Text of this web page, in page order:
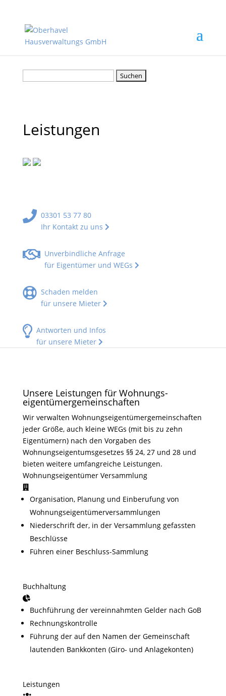
Leistungen
03301 53 77 80
Ihr Kontakt zu uns
Unverbindliche Anfrage
für Eigentümer und WEGs
Schaden melden
für unsere Mieter
Antworten und Infos
für unsere Mieter
Unsere Leistungen für Wohnungs­
eigentümer­gemeinschaften
Wir verwalten Wohnungseigentümergemeinschaften
jeder Größe, auch kleine WEGs (mit bis zu zehn
Eigentümern) nach den Vorgaben des
Wohnungseigentumsgesetzes §§ 24, 27 und 28 und
bieten weitere umfangreiche Leistungen.
Wohnungseigentümer Versammlung
Organisation, Planung und Einberufung von
Wohnungseigentümer­versammlungen
Niederschrift der, in der Versammlung gefassten
Beschlüsse
Führen einer Beschluss-Sammlung
Buchhaltung
Buchführung der vereinnahmten Gelder nach GoB
Rechnungskontrolle
Führung der auf den Namen der Gemeinschaft
lautenden Bankkonten (Giro- und Anlagekonten)
Leistungen